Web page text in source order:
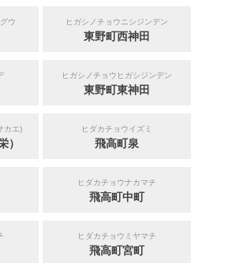
ウ ヒガシノチョウニシジンデン
東野町西神田
ヒガシノチョウヒガシジンデン
東野町東神田
カエ)
）
ヒダカチョウイズミ
飛高町泉
ヒダカチョウナカマチ
飛高町中町
ヒダカチョウミヤマチ
飛高町宮町